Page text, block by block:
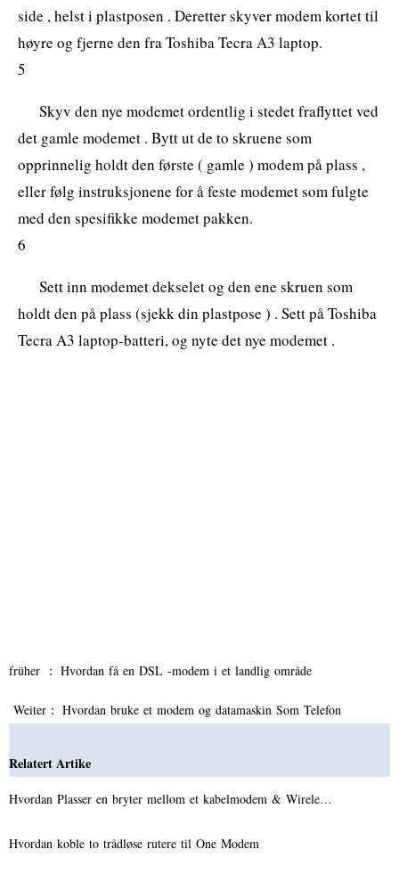
side , helst i plastposen . Deretter skyver modem kortet til
høyre og fjerne den fra Toshiba Tecra A3 laptop.
5
Skyv den nye modemet ordentlig i stedet fraflyttet ved
det gamle modemet . Bytt ut de to skruene som
opprinnelig holdt den første ( gamle ) modem på plass ,
eller følg instruksjonene for å feste modemet som fulgte
med den spesifikke modemet pakken.
6
Sett inn modemet dekselet og den ene skruen som
holdt den på plass (sjekk din plastpose ) . Sett på Toshiba
Tecra A3 laptop-batteri, og nyte det nye modemet .
früher ： Hvordan få en DSL -modem i et landlig område
Weiter： Hvordan bruke et modem og datamaskin Som Telefon
Relatert Artike
Hvordan Plasser en bryter mellom et kabelmodem & Wirele…
Hvordan koble to trådløse rutere til One Modem